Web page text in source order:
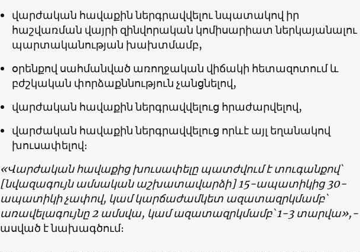
վարժական հավաքին ներգրավվելու նպատակով իր
հաշվառման վայրի զինվորական կոմիսարիատ ներկայանալու
պարտականության խախտմամբ,
օրենքով սահմանված առողջական վիճակի հետազոտում և
բժշկական փորձաքննություն չանցնելով,
վարժական հավաքին ներգրավվելուց հրաժարվելով,
վարժական հավաքին ներգրավվելուց որևէ այլ եղանակով
խուսափելով։
«Վարժական հավաքից խուսափելը պատժվում է տուգանքով՝
[նվազագույն ամսական աշխատավարձի] 15-ապատիկից 30-
ապատիկի չափով, կամ կարճաժամկետ ազատազրկմամբ՝
առավելագույնը 2 ամսվա, կամ ազատազրկմամբ՝ 1-3 տարվա»,-
ասված է նախագծում։